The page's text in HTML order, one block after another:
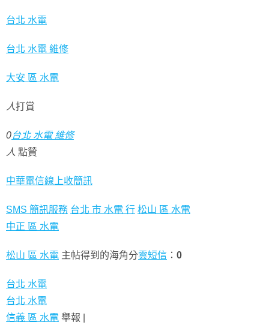
台北 水電
台北 水電 維修
大安 區 水電
人打賞
0台北 水電 維修
人 點贊
中華電信線上收簡訊
SMS 簡訊服務 台北 市 水電 行 松山 區 水電
中正 區 水電
松山 區 水電 主帖得到的海角分雲短信 ： 0
台北 水電
台北 水電
信義 區 水電 舉報 |